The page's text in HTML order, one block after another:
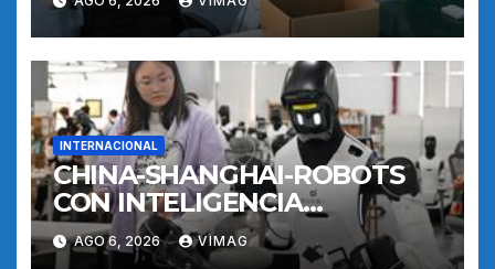
ENTRENAMIENTO
INTERNACIONAL
CHINA-SHANGHAI-ROBOTS
CON INTELIGENCIA
INCORPORADA-
ENTRENAMIENTO
AGO 6, 2026 VIMAG